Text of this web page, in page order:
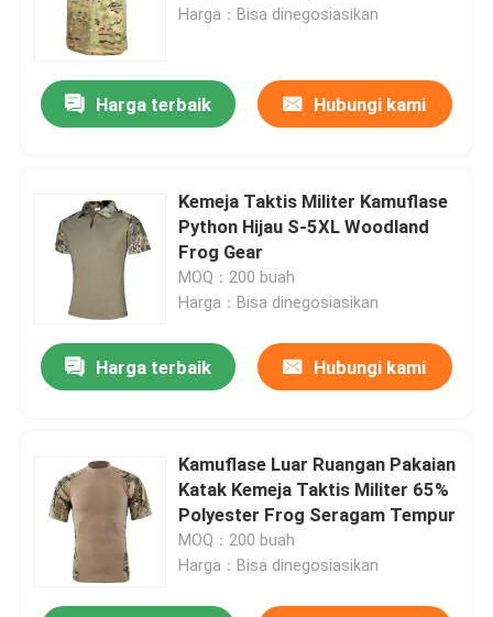
Harga：Bisa dinegosiasikan
Harga terbaik Hubungi kami
Kemeja Taktis Militer Kamuflase
Python Hijau S-5XL Woodland
Frog Gear
MOQ：200 buah
Harga：Bisa dinegosiasikan
Harga terbaik Hubungi kami
Kamuflase Luar Ruangan Pakaian
Katak Kemeja Taktis Militer 65%
Polyester Frog Seragam Tempur
MOQ：200 buah
Harga：Bisa dinegosiasikan